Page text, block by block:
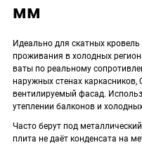
мм
Идеально для скатных
проживания в холодных
ваты по реальному
наружных стенах
вентилируемый фасад.
утеплении балконов и
Часто берут под
плита не даёт конденсата на